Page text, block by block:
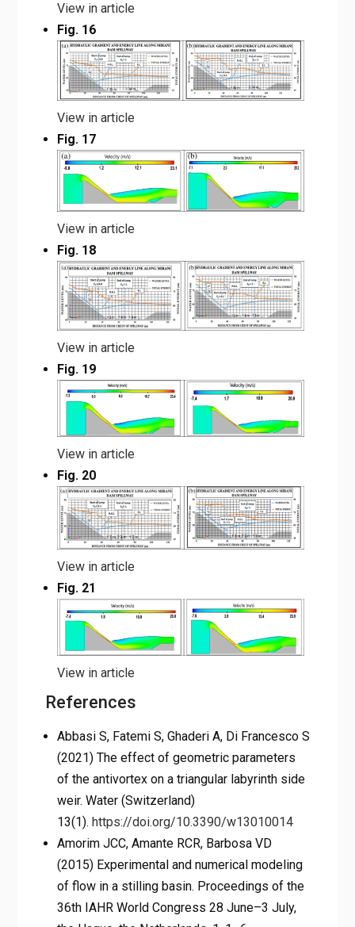
View in article
Fig. 16
View in article
Fig. 17
View in article
Fig. 18
View in article
Fig. 19
View in article
Fig. 20
View in article
Fig. 21
View in article
References
Abbasi S, Fatemi S, Ghaderi A, Di Francesco S
(2021) The effect of geometric parameters
of the antivortex on a triangular labyrinth side
weir. Water (Switzerland)
13(1). https://doi.org/10.3390/w13010014
Amorim JCC, Amante RCR, Barbosa VD
(2015) Experimental and numerical modeling
of flow in a stilling basin. Proceedings of the
36th IAHR World Congress 28 June–3 July,